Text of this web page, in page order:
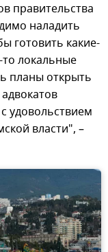
правительства
наладить
готовить какие-
локальные
планы открыть
удовольствием
власти", –